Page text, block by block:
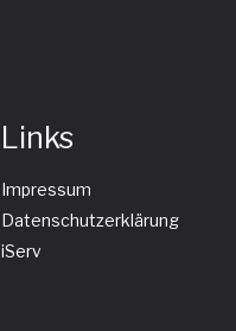
Links
Impressum
Datenschutzerklärung
iServ